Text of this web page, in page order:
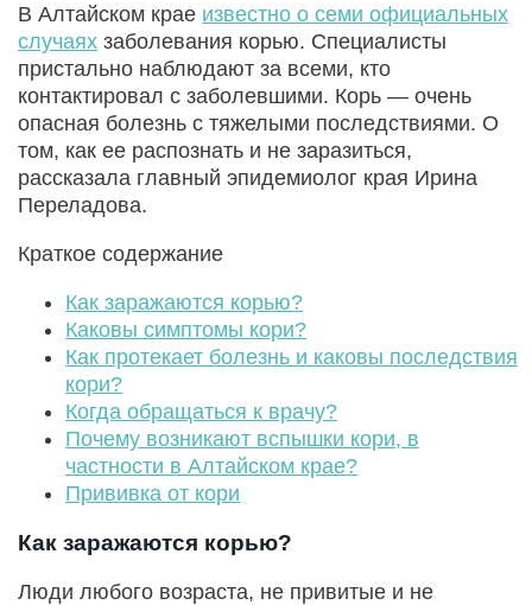
В Алтайском крае известно о семи официальных
случаях заболевания корью. Специалисты
пристально наблюдают за всеми, кто
контактировал с заболевшими. Корь — очень
опасная болезнь с тяжелыми последствиями. О
том, как ее распознать и не заразиться,
рассказала главный эпидемиолог края Ирина
Переладова.
Краткое содержание
Как заражаются корью?
Каковы симптомы кори?
Как протекает болезнь и каковы последствия
кори?
Когда обращаться к врачу?
Почему возникают вспышки кори, в
частности в Алтайском крае?
Прививка от кори
Как заражаются корью?
Люди любого возраста, не привитые и не